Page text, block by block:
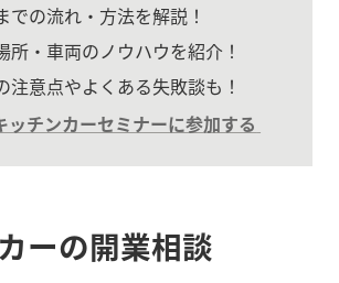
での流れ・方法を解説！
所・車両のノウハウを紹介！
注意点やよくある失敗談も！
ッチンカーセミナーに参加する
ーの開業相談